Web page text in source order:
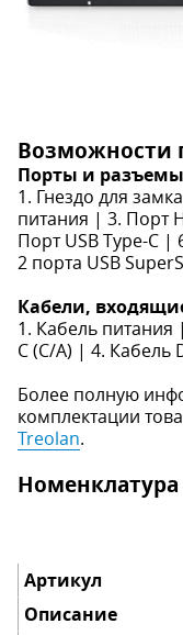
Возможности
Порты и разъемы
1. Гнездо для
питания | 3. Порт
Порт USB Type-C |
2 порта USB
Кабели,
1. Кабель питания
C (C/A) | 4. Кабель
Более полную
комплектации
Treolan.
Номенклатура
Артикул
Описание